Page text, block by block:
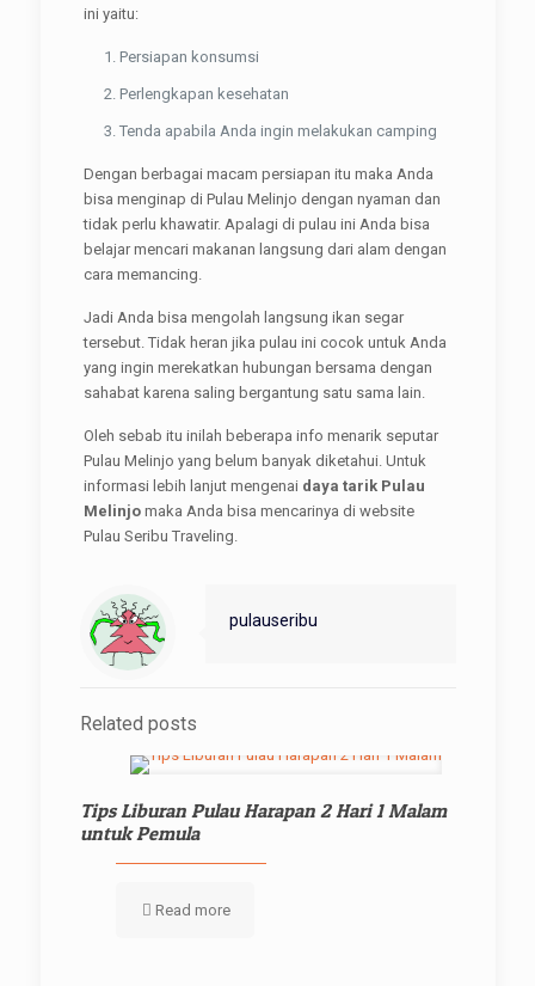
ini yaitu:
Persiapan konsumsi
Perlengkapan kesehatan
Tenda apabila Anda ingin melakukan camping
Dengan berbagai macam persiapan itu maka Anda
bisa menginap di Pulau Melinjo dengan nyaman dan
tidak perlu khawatir. Apalagi di pulau ini Anda bisa
belajar mencari makanan langsung dari alam dengan
cara memancing.
Jadi Anda bisa mengolah langsung ikan segar
tersebut. Tidak heran jika pulau ini cocok untuk Anda
yang ingin merekatkan hubungan bersama dengan
sahabat karena saling bergantung satu sama lain.
Oleh sebab itu inilah beberapa info menarik seputar
Pulau Melinjo yang belum banyak diketahui. Untuk
informasi lebih lanjut mengenai daya tarik Pulau
Melinjo maka Anda bisa mencarinya di website
Pulau Seribu Traveling.
pulauseribu
Related posts
Tips Liburan Pulau Harapan 2 Hari 1 Malam
untuk Pemula
Read more